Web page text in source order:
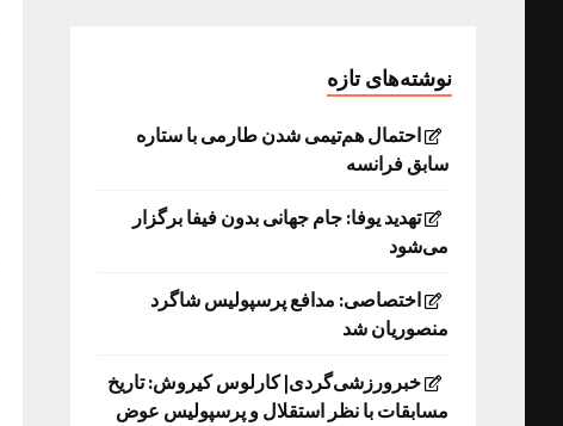
نوشته‌های تازه
احتمال هم‌تیمی شدن طارمی با ستاره
سابق فرانسه
تهدید یوفا: جام جهانی بدون فیفا برگزار
می‌شود
اختصاصی: مدافع پرسپولیس شاگرد
منصوریان شد
خبرورزشی‌گردی| کارلوس کیروش: تاریخ
مسابقات با نظر استقلال و پرسپولیس عوض